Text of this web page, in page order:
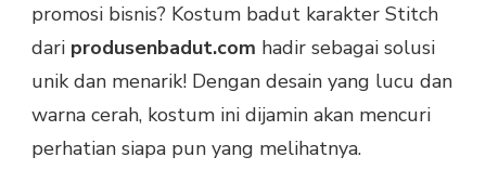
promosi bisnis? Kostum badut karakter Stitch
dari produsenbadut.com hadir sebagai solusi
unik dan menarik! Dengan desain yang lucu dan
warna cerah, kostum ini dijamin akan mencuri
perhatian siapa pun yang melihatnya.